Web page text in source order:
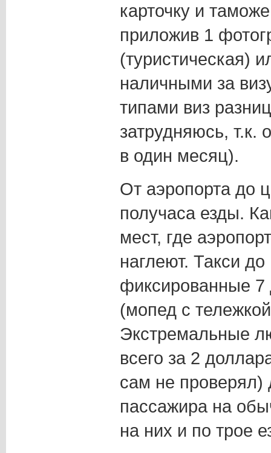
карточку и
приложив 1
(туристическая)
наличными за
типами виз
затрудняюсь, т.к.
в один месяц).
От аэропорта до
получаса езды.
мест, где
наглеют. Такси до
фиксированные 7
(мопед с
Экстремальные
всего за 2
сам не проверял)
пассажира на
на них и по трое